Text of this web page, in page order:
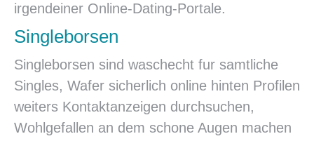
irgendeiner Online-Dating-Portale.
Singleborsen
Singleborsen sind waschecht fur samtliche
Singles, Wafer sicherlich online hinten Profilen
weiters Kontaktanzeigen durchsuchen,
Wohlgefallen an dem schone Augen machen